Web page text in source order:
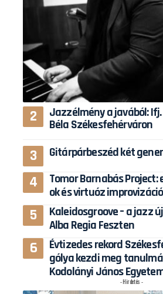
Jazzélmény a javából:
Béla Székesfehérváron
Gitárpárbeszéd két
Tomor Barnabás
ok és virtuóz
Kaleidosgroove – a jazz
Alba Regia Feszten
Évtizedes rekord
gólya kezdi meg
Kodolányi János
- Hirdetés -